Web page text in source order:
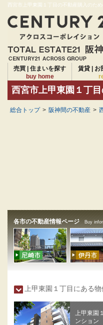
西宮市上甲東園１丁目の不動産購入のた
売買 | 住まいを探す
buy home
賃貸 | お
西宮市上甲東園１丁
総合トップ > 阪神間の不動産 >
各市の不動産情報ページ Buy
上甲東園１丁目にある
上甲東園
ンション